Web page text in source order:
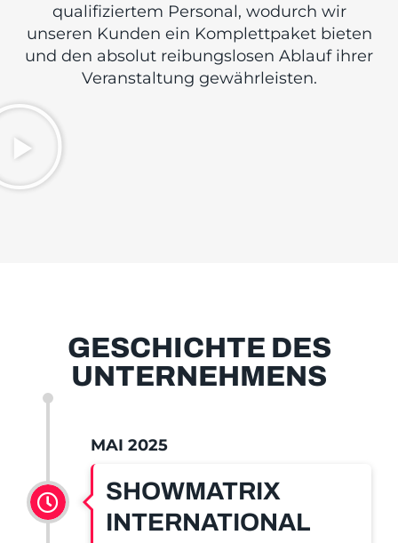
qualifiziertem Personal, wodurch wir
unseren Kunden ein Komplettpaket bieten
und den absolut reibungslosen Ablauf ihrer
Veranstaltung gewährleisten.
GESCHICHTE DES
UNTERNEHMENS
MAI 2025
SHOWMATRIX
INTERNATIONAL